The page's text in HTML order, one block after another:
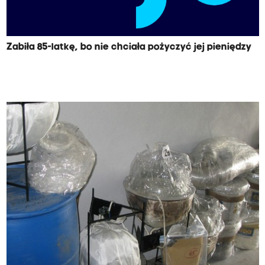
Zabiła 85-latkę, bo nie chciała pożyczyć jej pieniędzy